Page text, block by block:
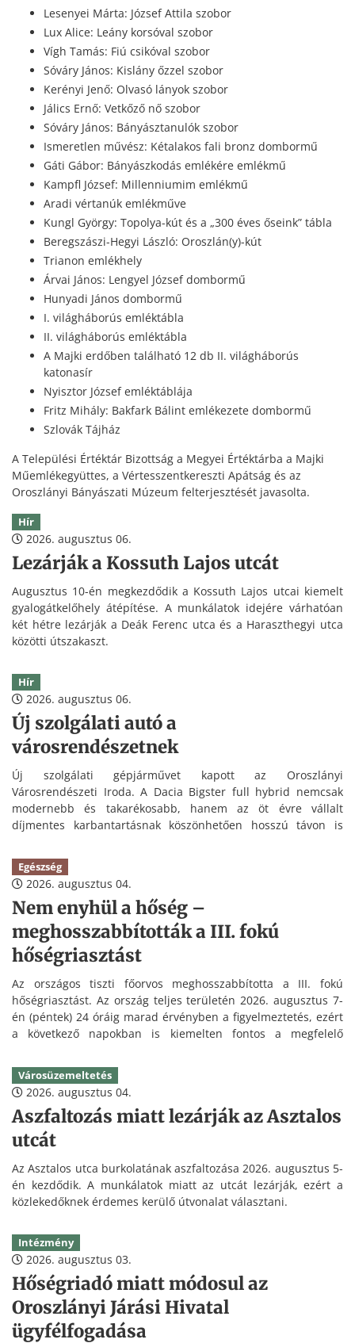
Lesenyei Márta: József Attila szobor
Lux Alice: Leány korsóval szobor
Vígh Tamás: Fiú csikóval szobor
Sóváry János: Kislány őzzel szobor
Kerényi Jenő: Olvasó lányok szobor
Jálics Ernő: Vetkőző nő szobor
Sóváry János: Bányásztanulók szobor
Ismeretlen művész: Kétalakos fali bronz dombormű
Gáti Gábor: Bányászkodás emlékére emlékmű
Kampfl József: Millenniumim emlékmű
Aradi vértanúk emlékműve
Kungl György: Topolya-kút és a „300 éves őseink” tábla
Beregszászi-Hegyi László: Oroszlán(y)-kút
Trianon emlékhely
Árvai János: Lengyel József dombormű
Hunyadi János dombormű
I. világháborús emléktábla
II. világháborús emléktábla
A Majki erdőben található 12 db II. világháborús
katonasír
Nyisztor József emléktáblája
Fritz Mihály: Bakfark Bálint emlékezete dombormű
Szlovák Tájház
A Települési Értéktár Bizottság a Megyei Értéktárba a Majki
Műemlékegyüttes, a Vértesszentkereszti Apátság és az
Oroszlányi Bányászati Múzeum felterjesztését javasolta.
Hír
2026. augusztus 06.
Lezárják a Kossuth Lajos utcát
Augusztus 10-én megkezdődik a Kossuth Lajos utcai kiemelt
gyalogátkelőhely átépítése. A munkálatok idejére várhatóan
két hétre lezárják a Deák Ferenc utca és a Haraszthegyi utca
közötti útszakaszt.
Hír
2026. augusztus 06.
Új szolgálati autó a
városrendészetnek
Új szolgálati gépjárművet kapott az Oroszlányi
Városrendészeti Iroda. A Dacia Bigster full hybrid nemcsak
modernebb és takarékosabb, hanem az öt évre vállalt
díjmentes karbantartásnak köszönhetően hosszú távon is
Egészség
2026. augusztus 04.
Nem enyhül a hőség –
meghosszabbították a III. fokú
hőségriasztást
Az országos tiszti főorvos meghosszabbította a III. fokú
hőségriasztást. Az ország teljes területén 2026. augusztus 7-
én (péntek) 24 óráig marad érvényben a figyelmeztetés, ezért
a következő napokban is kiemelten fontos a megfelelő
Városüzemeltetés
2026. augusztus 04.
Aszfaltozás miatt lezárják az Asztalos
utcát
Az Asztalos utca burkolatának aszfaltozása 2026. augusztus 5-
én kezdődik. A munkálatok miatt az utcát lezárják, ezért a
közlekedőknek érdemes kerülő útvonalat választani.
Intézmény
2026. augusztus 03.
Hőségriadó miatt módosul az
Oroszlányi Járási Hivatal
ügyfélfogadása